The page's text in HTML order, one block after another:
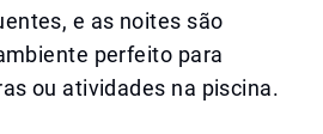
e as noites são
perfeito para
ou atividades na piscina.